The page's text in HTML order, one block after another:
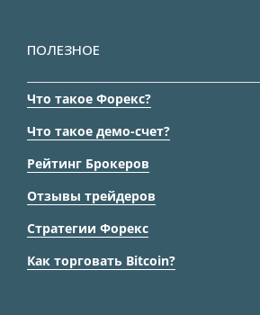
ПОЛЕЗНОЕ
Что такое Форекс?
Что такое демо-счет?
Рейтинг Брокеров
Отзывы трейдеров
Стратегии Форекс
Как торговать Bitcoin?